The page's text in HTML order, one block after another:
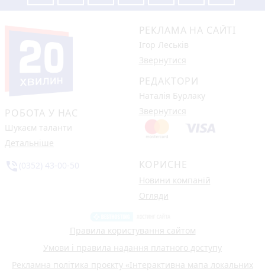
РОБОТА У НАС
Шукаєм таланти
Детальніше
РЕКЛАМА НА САЙТІ
Ігор Леськів
Звернутися
РЕДАКТОРИ
Наталія Бурлаку
Звернутися
КОРИСНЕ
Новини компаній
Огляди
Правила користування сайтом
Умови і правила надання платного доступу
Рекламна політика проєкту «Інтерактивна мапа локальних